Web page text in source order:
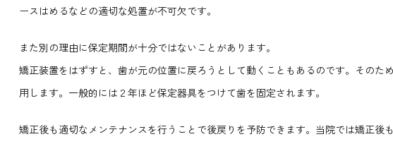
ースはめるなどの適切な処置が不可欠です。
また別の理由に保定期間が十分ではないことがあります。
矯正装置をはずすと、歯が元の位置に戻ろうとして動くこともあるのです。そのた
用します。一般的には２年ほど保定器具をつけて歯を固定されます。
矯正後も適切なメンテナンスを行うことで後戻りを予防できます。当院では矯正後